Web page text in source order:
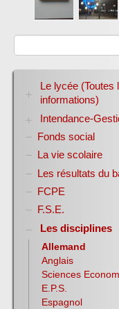
Le lycée (Toutes
informations)
RENTREE 2026-
Stage des élèves
Intendance-
Restauration
Bourses
Année
Année
Année
Fonds social
La vie scolaire
Les résultats du
FCPE
F.S.E.
Les disciplines
Allemand
Anglais
Sciences
E.P.S.
Espagnol